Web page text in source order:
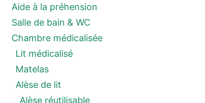
Aide à la préhension
Salle de bain & WC
Chambre médicalisée
Lit médicalisé
Matelas
Alèse de lit
Alèse réutilisable